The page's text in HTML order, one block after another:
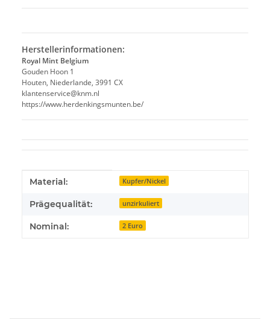
Herstellerinformationen:
Royal Mint Belgium
Gouden Hoon 1
Houten, Niederlande, 3991 CX
klantenservice@knm.nl
https://www.herdenkingsmunten.be/
Produkteigenschaft
Wert
Material: Kupfer/Nickel
Prägequalität: unzirkuliert
Nominal: 2 Euro